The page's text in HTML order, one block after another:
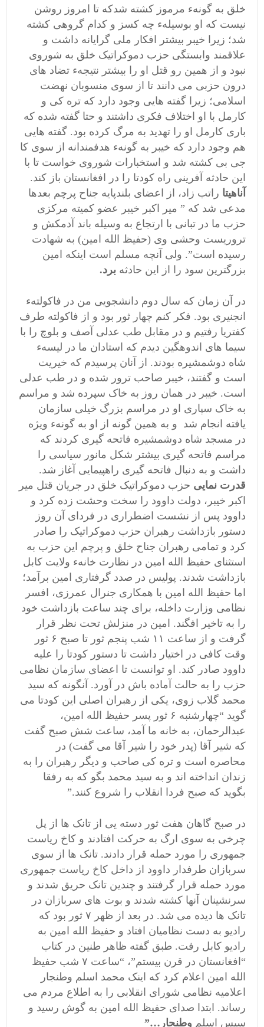
خلق به گونهء مرموز کشته شدکه تا امروز روشن
نیست که او بوسیلهء چه کسز و کدام گروهی کشته
شد؛ زیرا خیبر بیشتر افکار ملی گرایانه داشت و
علاقمند وابستگی حزب دموکراتیک خلق به شوروی
نبود و از همین رو قتل او را بیشتر نتیجهء تضاد های
درون حزبی می دانند تا از سوی منسوبان نهضت
اسلامی؛ زیرا گفته هایی وجود دارد که تره کی و
کارمل با او اختلاف فکری داشتند و حتا گفته شده که
باری کارمل او را تهدید به مرگ کرده بود. گفته هایی
هم وجود دارد که خیبر به گونهء هدفمندانه از سوی کا
جی بی کشته شد و استخبارات شوروی خواست تا با
این حادثه آفرینی راه کودتا را در افغانستان باز کند.
آناهیتا راتب زاد، از اعضای بلندپایه جناح پرچم بعدها
مدعی شد که ” میر اکبر خیبر عضو کمیته مرکزی
حزب ما در تبانی با ارتجاع به وسیله باند آدمکش و
تروریست وحشی وی (حفیظ الله امین) به شهادت
رسیده است”. ولی آنچه مسلم است اینکه امین
بزرگترین سود را از این حادثه برد.
در آن زمان که سال دوم دانشجویی من در فاکولتهء
انجنیری بود. فکر کنم چهار ثور بود و از فاکولته طرف
کفتریا رفتیم و در مقابل طب عدلی آصف و بلوچ را با
سیما های اندوهگین دیدم که استادان ما در لیسهء
شاه دوشمشیره بودند. از آنان پرسیدم که خیریت
است و گفتند، خیبر صاحب ترور شده و در طب عدلی
است. خیبر در همان روز به خاک سپرده شد و مراسم
به خاک سپاری او در مراسم بزرگ خیلی سازمان
یافته انجام شد و به همین گونه از او به گونهء ویژه
در مسجد شاه دوشمشیره فاتحه گیری کردند که
مراسم فاتحه گیری بیشتر شکل مانور سیاسی را
داشت و به دنبال فاتحه گیری راهپیمایی آغاز شد.
قدرت نمایی حزب دموکراتیک خلق در جریان قتل میر
اکبر خیبر، دولت داوود را سخت وحشت زده کرد و
داوود پس از نشست اضطراری در فردای آن روز
دستور بازداشت رهبران حزب دموکراتیک را صادر
کرد و تمامی رهبران جناح خلق و پرچم این حزب به
استثنای حفیظ الله امین در نظارت خانهء ولایت کابل
بازداشت شدند. پولیس در صدد گرفتاری امین برآمد؛
اما حفیظ الله امین با همکاری جنرال عمرزی، افسر
نظامی وزارت داخله، برای چند ساعت بازداشت خود
را به تاخیر افگند. امین در منزلش تحت نظر قرار
گرفت و از ساعت ۱۱ شب پنجم ثور تا صبح ۶ ثور
وقت کافی در اختیار داشت تا دستور کودتا را علیه
داوود صادر کند. او توانست تا اعضای سازمان نظامی
حزب را به حالت آماده باش در آورد. آنگونه که سید
محمد گلاب زوی، یکی از رهبران اصلی این کودتا می
گوید “چهارشنبه ۶ ثور پسر حفیظ الله امین،
عبدالرحمان، به خانه ما آمد، ساعت شش صبح گفت
که شیر آقا (پدر خود را شیر آقا می گفت) در
محاصره است و تره کی صاحب و دیگر رهبران را به
زندان انداخته اند و به سید محمد بگو که به رفقا
بگوید که صبح فردا انقلاب را شروع کنند.”
در صبح گاهان هفت ثور دسته یی از تانک ها از پل
چرخی به سوی ارگ به حرکت افتادند و کاخ ریاست
جمهوری را مورد حمله قرار دادند. تانک ها از سوی
سربازان طرفدار داوود از داخل کاخ ریاست جمهوری
مورد حمله قرار گرفتند و چندین تانک حریق شدند و
سرنشینان آنها کشته شدند و بوت های سربازان در
تانک ها دیده می شد. در بعد از ظهر ۷ ثور بود که
رادیو به دست نظامیان افتاد و حفیظ الله امین به
رادیو کابل رفت. طبق گفته ظاهر طنین در کتاب
“افغانستان در قرن بیستم”، “ساعت ۷ شب حفیظ
الله امین اعلام کرد که اینک محمد اسلم وطنجار
اعلامیه نظامی شورای انقلابی را به اطلاع مردم می
رساند. ابتدا صدای حفیظ الله امین به گوش رسید و
سپس اسلم وطنجار…”